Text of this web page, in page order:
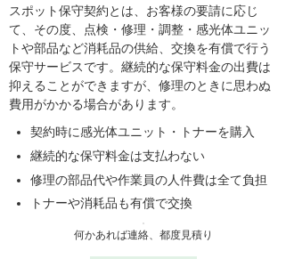
スポット保守契約とは、お客様の要請に応じ
て、その度、点検・修理・調整・感光体ユニッ
トや部品など消耗品の供給、交換を有償で行う
保守サービスです。継続的な保守料金の出費は
抑えることができますが、修理のときに思わぬ
費用がかかる場合があります。
契約時に感光体ユニット・トナーを購入
継続的な保守料金は支払わない
修理の部品代や作業員の人件費は全て負担
トナーや消耗品も有償で交換
何かあれば連絡、都度見積り